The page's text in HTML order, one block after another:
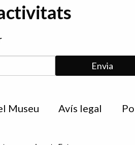
Museu Avís legal